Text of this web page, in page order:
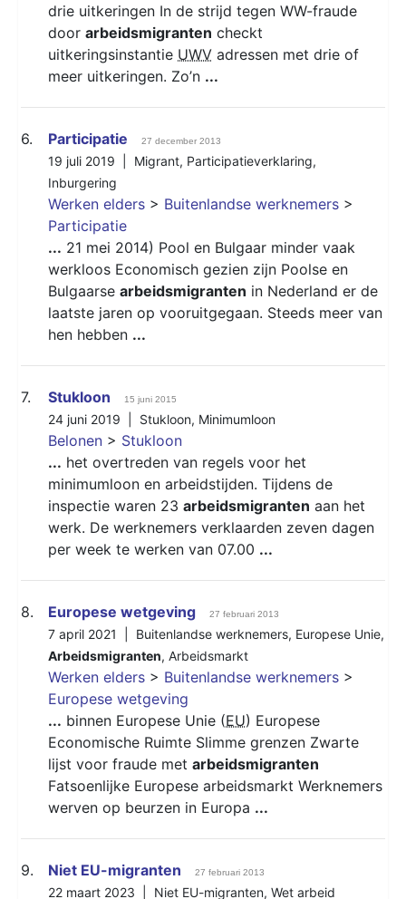
drie uitkeringen In de strijd tegen WW-fraude
door arbeidsmigranten checkt
uitkeringsinstantie UWV adressen met drie of
meer uitkeringen. Zo’n ...
6. Participatie 27 december 2013
19 juli 2019 | Migrant, Participatieverklaring,
Inburgering
Werken elders > Buitenlandse werknemers >
Participatie
... 21 mei 2014) Pool en Bulgaar minder vaak
werkloos Economisch gezien zijn Poolse en
Bulgaarse arbeidsmigranten in Nederland er de
laatste jaren op vooruitgegaan. Steeds meer van
hen hebben ...
7. Stukloon 15 juni 2015
24 juni 2019 | Stukloon, Minimumloon
Belonen > Stukloon
... het overtreden van regels voor het
minimumloon en arbeidstijden. Tijdens de
inspectie waren 23 arbeidsmigranten aan het
werk. De werknemers verklaarden zeven dagen
per week te werken van 07.00 ...
8. Europese wetgeving 27 februari 2013
7 april 2021 | Buitenlandse werknemers, Europese Unie,
Arbeidsmigranten, Arbeidsmarkt
Werken elders > Buitenlandse werknemers >
Europese wetgeving
... binnen Europese Unie (EU) Europese
Economische Ruimte Slimme grenzen Zwarte
lijst voor fraude met arbeidsmigranten
Fatsoenlijke Europese arbeidsmarkt Werknemers
werven op beurzen in Europa ...
9. Niet EU-migranten 27 februari 2013
22 maart 2023 | Niet EU-migranten, Wet arbeid